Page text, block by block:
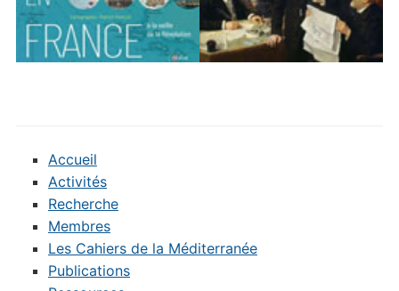
Accueil
Activités
Recherche
Membres
Les Cahiers de la Méditerranée
Publications